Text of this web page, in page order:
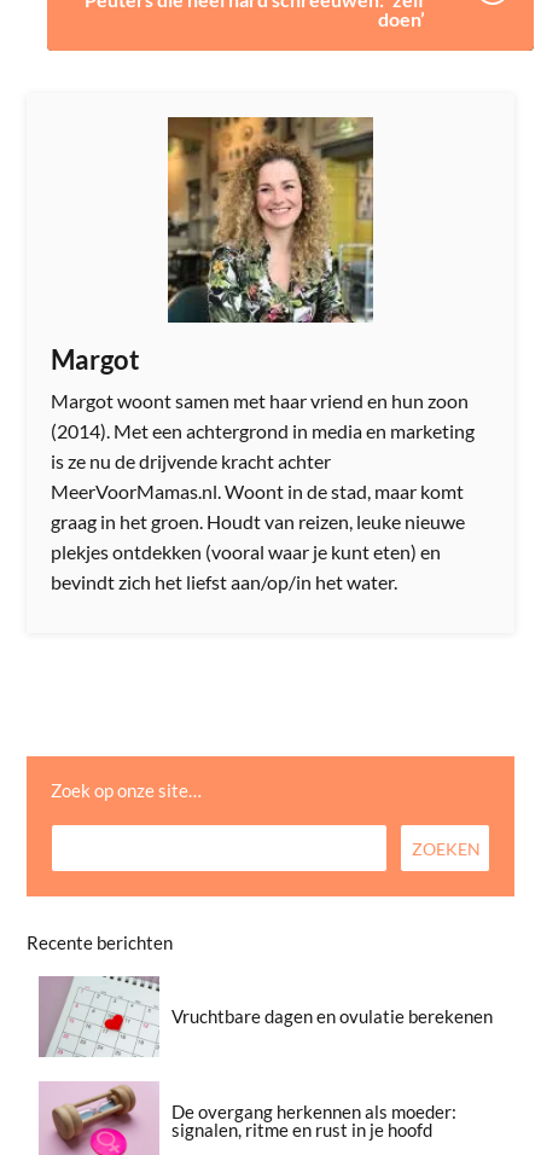
doen’
Margot
Margot woont samen met haar vriend en hun zoon
(2014). Met een achtergrond in media en marketing
is ze nu de drijvende kracht achter
MeerVoorMamas.nl. Woont in de stad, maar komt
graag in het groen. Houdt van reizen, leuke nieuwe
plekjes ontdekken (vooral waar je kunt eten) en
bevindt zich het liefst aan/op/in het water.
Zoek op onze site…
Recente berichten
Vruchtbare dagen en ovulatie berekenen
De overgang herkennen als moeder:
signalen, ritme en rust in je hoofd